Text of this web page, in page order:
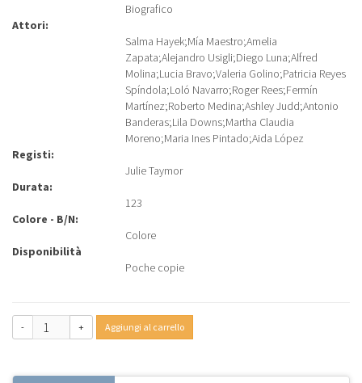
Biografico
Attori:
Salma Hayek;Mía Maestro;Amelia
Zapata;Alejandro Usigli;Diego Luna;Alfred
Molina;Lucia Bravo;Valeria Golino;Patricia Reyes
Spíndola;Loló Navarro;Roger Rees;Fermín
Martínez;Roberto Medina;Ashley Judd;Antonio
Banderas;Lila Downs;Martha Claudia
Moreno;Maria Ines Pintado;Aida López
Registi:
Julie Taymor
Durata:
123
Colore - B/N:
Colore
Disponibilità
Poche copie
- + Aggiungi al carrello